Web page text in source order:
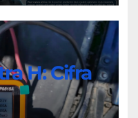
H: Cifra